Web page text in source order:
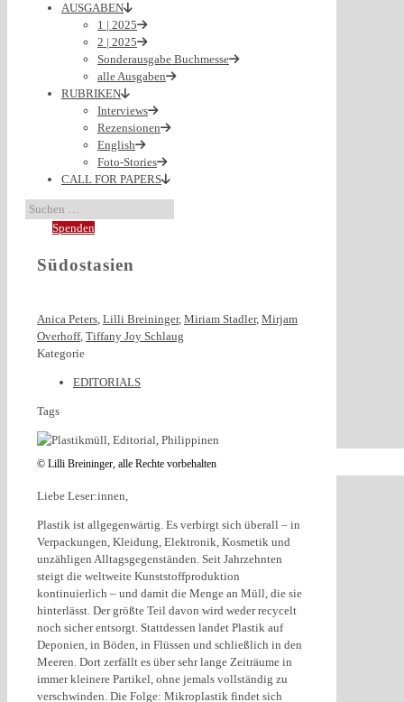
AUSGABEN
1 | 2025
2 | 2025
Sonderausgabe Buchmesse
alle Ausgaben
RUBRIKEN
Interviews
Rezensionen
English
Foto-Stories
CALL FOR PAPERS
Spenden
Südostasien
Anica Peters Lilli Breininger, Miriam Stadler, Mirjam
Overhoff, Tiffany Joy Schlaug
Kategorie
EDITORIALS
Tags
© Lilli Breininger, alle Rechte vorbehalten
Liebe Leser:innen,
Plastik ist allgegenwärtig. Es verbirgt sich überall – in
Verpackungen, Kleidung, Elektronik, Kosmetik und
unzähligen Alltagsgegenständen. Seit Jahrzehnten
steigt die weltweite Kunststoffproduktion
kontinuierlich – und damit die Menge an Müll, die sie
hinterlässt. Der größte Teil davon wird weder recycelt
noch sicher entsorgt. Stattdessen landet Plastik auf
Deponien, in Böden, in Flüssen und schließlich in den
Meeren. Dort zerfällt es über sehr lange Zeiträume in
immer kleinere Partikel, ohne jemals vollständig zu
verschwinden. Die Folge: Mikroplastik findet sich